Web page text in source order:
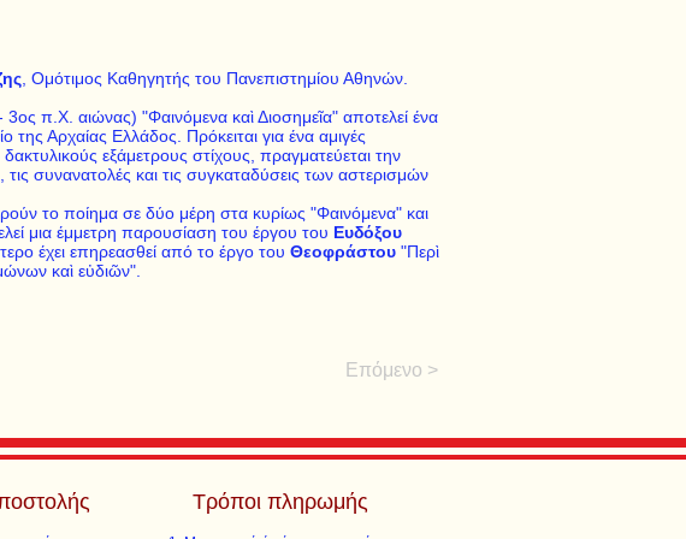
, Ομότιμος Καθηγητής του Πανεπιστημίου Αθηνών.
3ος π.Χ. αιώνας) "Φαι­νόμενα καὶ Διοσημεῖα" αποτελεί ένα
της Αρχαίας Ελλάδος. Πρόκειται για ένα αμιγές
εξάμετρους στίχους, πραγματεύεται την
συνανατολές και τις συγκαταδύσεις των αστερισμών
το ποίημα σε δύο μέρη στα κυρίως "Φαινόμενα" και
μια έμμετρη παρουσίαση του έργου του Ευδόξου
έχει επηρεασθεί από το έργο του Θεοφράστου "Περὶ
καὶ εὐδιῶν".
Επόμενο >
Τρόποι πληρωμής